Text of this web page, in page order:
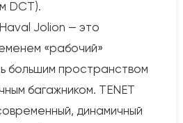
DCT).
Haval Jolion — это
«рабочий»
большим пространством
багажником. TENET
динамичный